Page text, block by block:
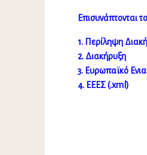
Επισυνάπτονται
1. Περίληψη
2. Διακήρυξη
3. Ευρωπαϊκό
4. ΕΕΕΣ (.xml)